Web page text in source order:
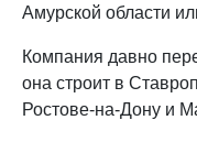
Амурской области
Компания давно
она строит в
Ростове-на-Дону и